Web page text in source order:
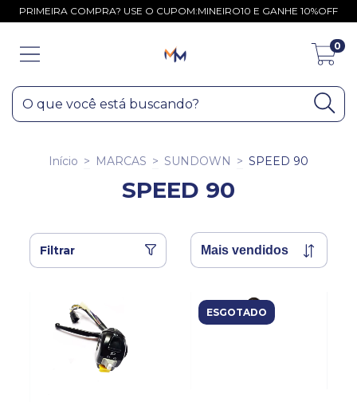
PRIMEIRA COMPRA? USE O CUPOM:MINEIRO10 E GANHE 10%OFF
0
Início > MARCAS > SUNDOWN > SPEED 90
SPEED 90
Filtrar
ESGOTADO